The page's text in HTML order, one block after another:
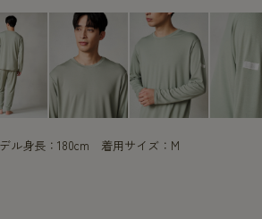
ル身長：180cm 着用サイズ：M